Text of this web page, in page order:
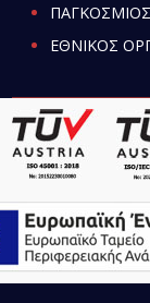
ΕΘΝΙΚΟΣ